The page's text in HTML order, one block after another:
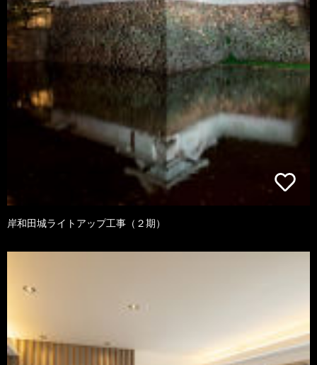
岸和田城ライトアップ工事（２期）